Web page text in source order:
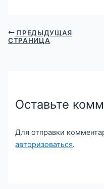
ПРЕДЫДУЩАЯ
СТРАНИЦА
Оставьте
Для отправки
авторизоваться.